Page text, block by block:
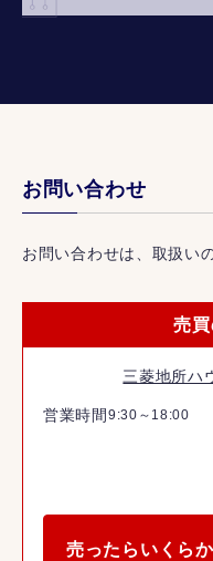
お問い合わせ
お問い合わせは、取扱い
売
三菱地所ハ
営業時間 9:30～18:00
売ったらいくら